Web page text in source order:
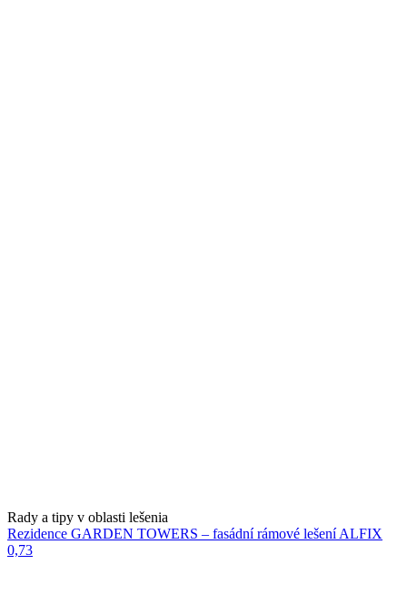
Rady a tipy v oblasti lešenia
Rezidence GARDEN TOWERS – fasádní rámové lešení ALFIX
0,73